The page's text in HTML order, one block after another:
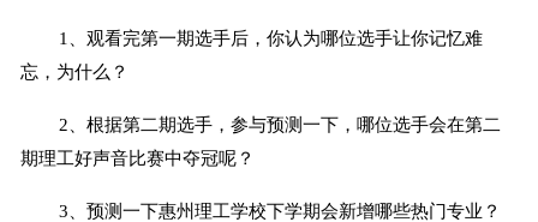
1、观看完第一期选手后，你认为哪位选手让你记忆难
忘，为什么？
2、根据第二期选手，参与预测一下，哪位选手会在第二
期理工好声音比赛中夺冠呢？
3、预测一下惠州理工学校下学期会新增哪些热门专业？